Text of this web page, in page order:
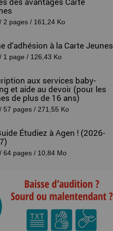
/ 2 pages / 161,24 Ko
d'adhésion à la Carte Jeunes
/ 1 page / 126,43 Ko
aux services baby-
et aide au devoir (pour les
de plus de 16 ans)
/ 57 pages / 271,55 Ko
Étudiez à Agen ! (2026-
/ 64 pages / 10,84 Mo